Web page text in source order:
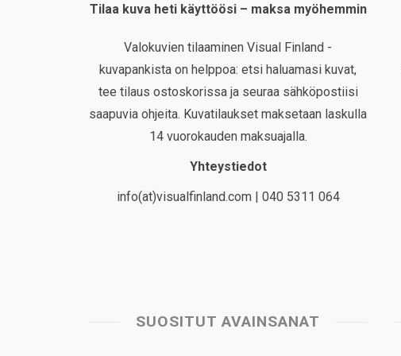
Tilaa kuva heti käyttöösi – maksa myöhemmin
Valokuvien tilaaminen Visual Finland -
kuvapankista on helppoa: etsi haluamasi kuvat,
tee tilaus ostoskorissa ja seuraa sähköpostiisi
saapuvia ohjeita. Kuvatilaukset maksetaan laskulla
14 vuorokauden maksuajalla.
Yhteystiedot
info(at)visualfinland.com | 040 5311 064
SUOSITUT AVAINSANAT